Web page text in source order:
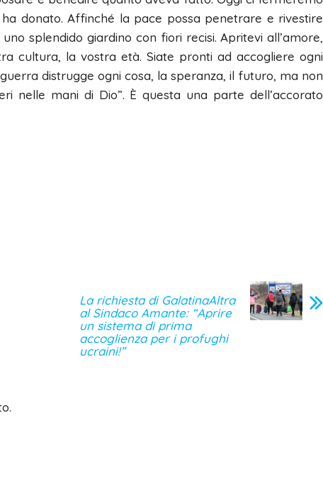
donato. Affinché la pace possa penetrare e rivestire
splendido giardino con fiori recisi. Apritevi all’amore,
cultura, la vostra età. Siate pronti ad accogliere ogni
distrugge ogni cosa, la speranza, il futuro, ma non
nelle mani di Dio”. È questa una parte dell’accorato
La richiesta di GalatinaAltra
al Sindaco Amante: “Aprire
un sistema di prima
accoglienza per i profughi
ucraini!”